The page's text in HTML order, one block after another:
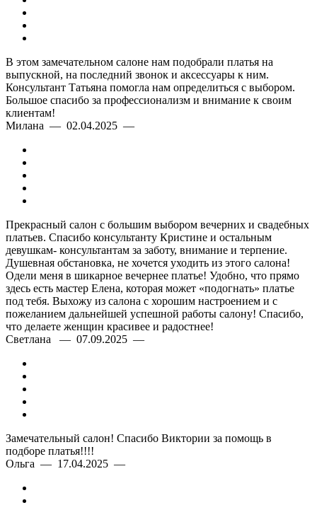
В этом замечательном салоне нам подобрали платья на
выпускной, на последний звонок и аксессуары к ним.
Консультант Татьяна помогла нам определиться с выбором.
Большое спасибо за профессионализм и внимание к своим
клиентам!
Милана — 02.04.2025 —
Прекрасный салон с большим выбором вечерних и свадебных
платьев. Спасибо консультанту Кристине и остальным
девушкам- консультантам за заботу, внимание и терпение.
Душевная обстановка, не хочется уходить из этого салона!
Одели меня в шикарное вечернее платье! Удобно, что прямо
здесь есть мастер Елена, которая может «подогнать» платье
под тебя. Выхожу из салона с хорошим настроением и с
пожеланием дальнейшей успешной работы салону! Спасибо,
что делаете женщин красивее и радостнее!
Светлана — 07.09.2025 —
Замечательный салон! Спасибо Виктории за помощь в
подборе платья!!!!
Ольга — 17.04.2025 —